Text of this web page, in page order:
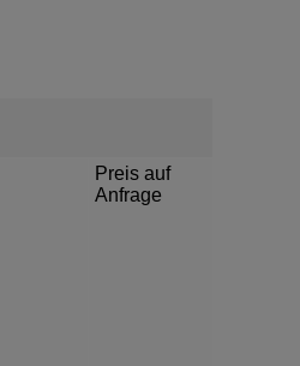
Preis auf
Anfrage